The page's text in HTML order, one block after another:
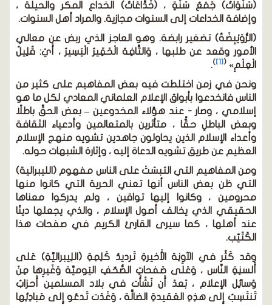
(سَنَوَاتٌ) جَمْعُ سَنَةٍ ، (خَدَّاعَاتُ) الخداع المكر والحيلة ،
وإضافة الخداعات إلى السنوات مجازية. والمراد أهل السنوات.
(الرُّوَيْبِضَةُ) تضغير رابضة. وهو العاجز الذي ربض عن معالي
الأمور وقعد عن طلبها ، وَالتَّافِهُ الْحَقِيرُ الْيَسِيرُ ، أَيْ: قَلِيلُ
الْعِلْمِ» (
[1]
)
.
ونحن في زمن اختلطت فيه بعض المفاهيم على كثير من
الناس فانخدعوا بأبواق الإعلام العلماني المعادي لكل ما هو
إسلامي ، وصار - عند هؤلاء المخدوعين – بعض الحقِّ باطلًا
وبعض الباطلِ حقًّا ، متأثرين بالمتعالمين وأدعياء الثقافة
وأعداء الإسلام الذين يحاولون جاهدين تشويه منهج الإسلام
العظيم عن طريق تشويه الدعاة إليه ، وإثارة الشبهات حوله.
ومن المفاهيم التي التبسَتْ على الناس مفهوم (الليبرالية)
التي ظن بعض الناس أنها تعني الحرية التي كانوا منها
محرومين ، وكانوا إليها تواقين ، ولم يدركوا معناها
الحقيقي الذي يخالف أصول الإسلام ، والذي يجعلها دينًا
عند أهلها ، كما سيرى القارئ الكريم في صفحات هذا
الكُتَيّب.
وقد كَثُر في الآوِنِة الأَخيرةِ تَرديدُ كَلِمِةِ (اللِيبراليِّةِ) عَلى
أَلسنِةِ النِّاس ، وَعَلى صَفحاتِ الصُّحُفِ اليَوميِّة وَغَيرِها مِنَ
وَسائِل الإعلام ، بَعدَ أَن نَشَأَت في بلاد المسلمين أَحزابٌ
تَنتَسِبُ إِلى هذِهِ العَقيدةِ الضالَّة ، وَغَدَت تَدعُو إِلى مَبادِئِها